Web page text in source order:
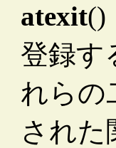
atexit()
登録す
れらの
された